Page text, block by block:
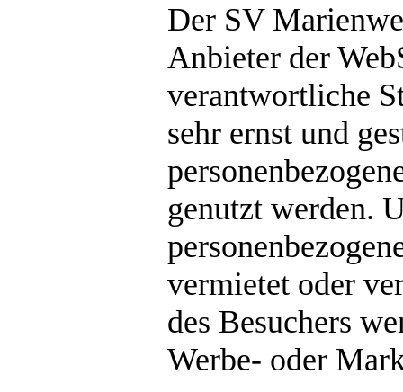
Der SV
Anbieter der
verantwortliche
sehr ernst und
genutzt werden.
vermietet oder
des Besuchers
Werbe- oder